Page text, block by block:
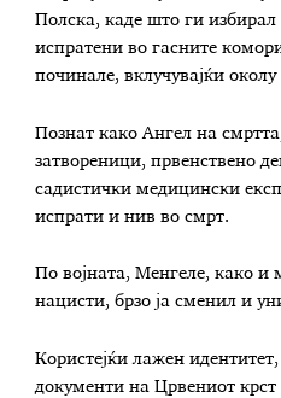
Полска, каде што ги
испратени во гасните
починале, вклучувајќи
Познат како Ангел на
затвореници, првенствено
садистички медицински
испрати и нив во смрт.
По војната, Менгеле, како и
нацисти, брзо ја сменил и
Користејќи лажен
документи на Црвениот крст